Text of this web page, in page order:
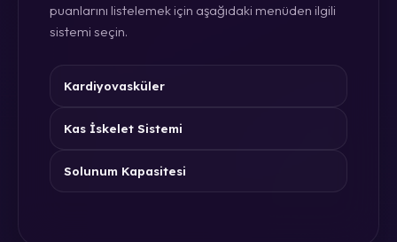
puanlarını listelemek için aşağıdaki menüden ilgili
sistemi seçin.
Kardiyovasküler
Kas İskelet Sistemi
Solunum Kapasitesi